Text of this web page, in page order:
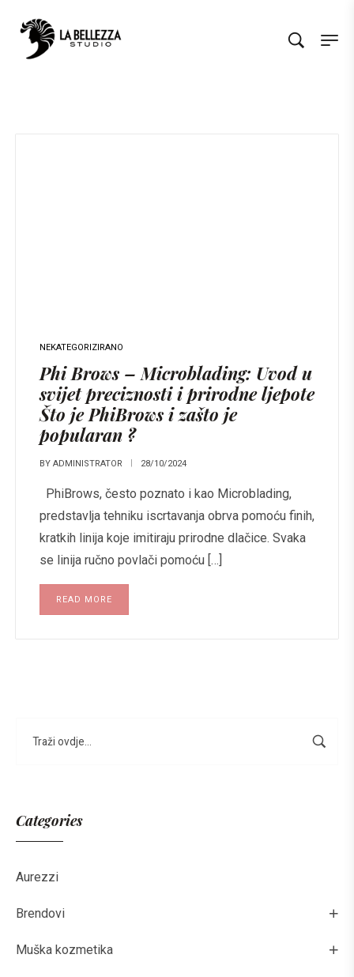
Categories
Aurezzi
Brendovi
Muška kozmetika
NEKATEGORIZIRANO
Phi Brows – Microblading: Uvod u
svijet preciznosti i prirodne ljepote
Što je PhiBrows i zašto je
popularan ?
BY ADMINISTRATOR 28/10/2024
PhiBrows, često poznato i kao Microblading,
predstavlja tehniku iscrtavanja obrva pomoću finih,
kratkih linija koje imitiraju prirodne dlačice. Svaka
se linija ručno povlači pomoću […]
READ MORE